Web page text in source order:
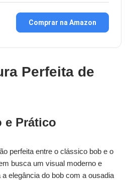
Comprar na Amazon
Perfeita de
e Prático
perfeita entre o clássico bob e o
busca um visual moderno e
elegância do bob com a ousadia